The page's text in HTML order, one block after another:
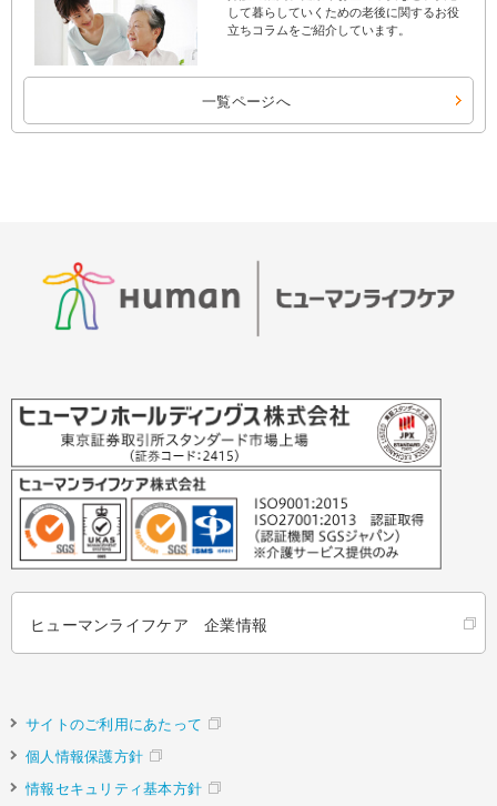
して暮らしていくための老後に関するお役
立ちコラムをご紹介しています。
一覧ページへ
ヒューマンライフケア 企業情報
サイトのご利用にあたって
個人情報保護方針
情報セキュリティ基本方針